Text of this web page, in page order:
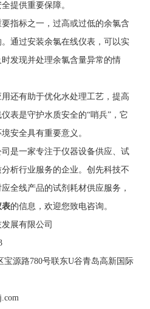
提供重要保障。
标之一，过高或过低的余氯含
通过安装余氯在线仪表，可以实
发现并处理余氯含量异常的情
有助于优化水处理工艺，提高
表是守护水质安全的“哨兵”，它
安全具有重要意义。
一家专注于仪器设备供应、试
析行业服务的企业。创先科技不
全线产品的试剂耗材供应服务，
表的信息，欢迎您致电咨询。
展有限公司
源路780号联东U谷青岛高新国际